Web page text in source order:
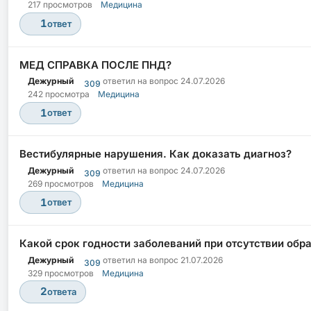
217 просмотров
Медицина
1ответ
МЕД СПРАВКА ПОСЛЕ ПНД?
Дежурный 309 ответил на вопрос 24.07.2026
242 просмотра
Медицина
1ответ
Вестибулярные нарушения. Как доказать диагноз?
Дежурный 309 ответил на вопрос 24.07.2026
269 просмотров
Медицина
1ответ
Какой срок годности заболеваний при отсутствии
Дежурный 309 ответил на вопрос 21.07.2026
329 просмотров
Медицина
2ответа